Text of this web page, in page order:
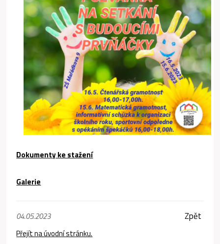
Dokumenty ke stažení
Galerie
04.05.2023 Zpět
Přejít na úvodní stránku.